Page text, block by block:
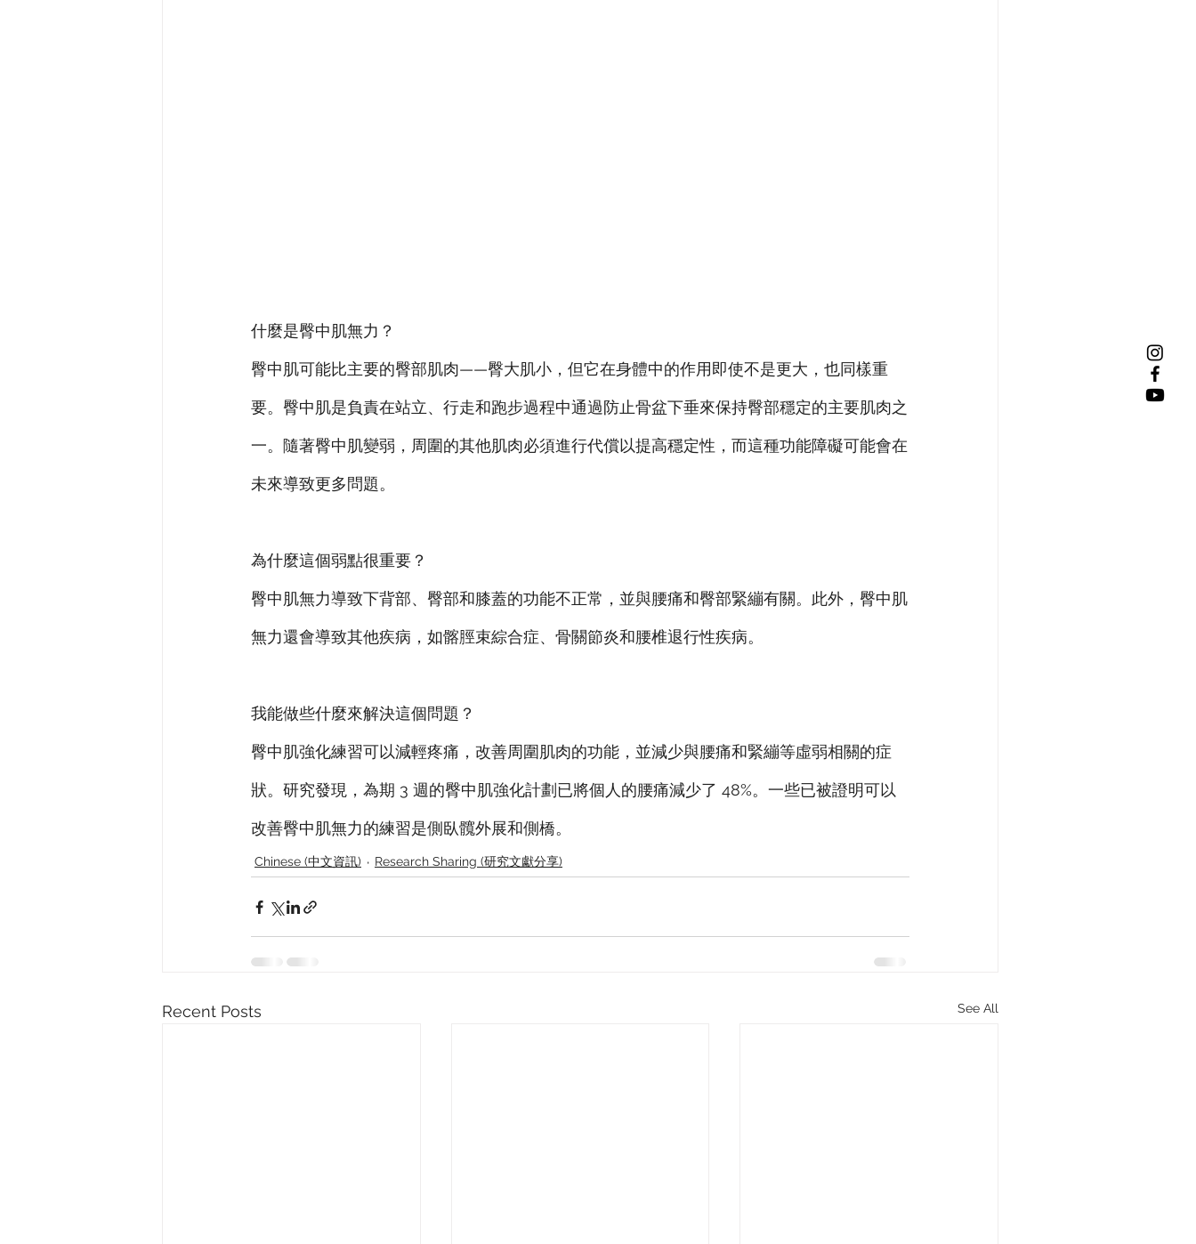
什麼是臀中肌無力？
臀中肌可能比主要的臀部肌肉——臀大肌小，但它在身體中的作用即使不是更大，也同樣重
要。臀中肌是負責在站立、行走和跑步過程中通過防止骨盆下垂來保持臀部穩定的主要肌肉之
一。隨著臀中肌變弱，周圍的其他肌肉必須進行代償以提高穩定性，而這種功能障礙可能會在
未來導致更多問題。
為什麼這個弱點很重要？
臀中肌無力導致下背部、臀部和膝蓋的功能不正常，並與腰痛和臀部緊繃有關。此外，臀中肌
無力還會導致其他疾病，如髂脛束綜合症、骨關節炎和腰椎退行性疾病。
我能做些什麼來解決這個問題？
臀中肌強化練習可以減輕疼痛，改善周圍肌肉的功能，並減少與腰痛和緊繃等虛弱相關的症
狀。研究發現，為期 3 週的臀中肌強化計劃已將個人的腰痛減少了 48%。一些已被證明可以
改善臀中肌無力的練習是側臥髖外展和側橋。
Chinese (中文資訊) Research Sharing (研究文獻分享)
Recent Posts See All